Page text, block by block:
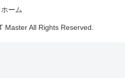
ホーム
Master All Rights Reserved.